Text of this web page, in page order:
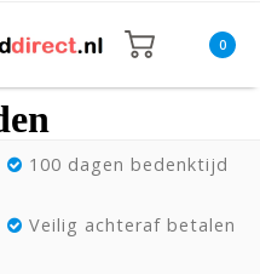
0
100 dagen bedenktijd
Veilig achteraf betalen